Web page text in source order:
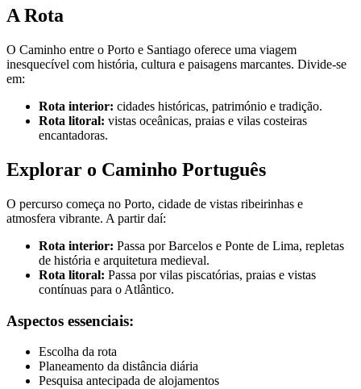
A Rota
O Caminho entre o Porto e Santiago oferece uma viagem
inesquecível com história, cultura e paisagens marcantes. Divide-se
em:
Rota interior: cidades históricas, património e tradição.
Rota litoral: vistas oceânicas, praias e vilas costeiras
encantadoras.
Explorar o Caminho Português
O percurso começa no Porto, cidade de vistas ribeirinhas e
atmosfera vibrante. A partir daí:
Rota interior: Passa por Barcelos e Ponte de Lima, repletas
de história e arquitetura medieval.
Rota litoral: Passa por vilas piscatórias, praias e vistas
contínuas para o Atlântico.
Aspectos essenciais:
Escolha da rota
Planeamento da distância diária
Pesquisa antecipada de alojamentos